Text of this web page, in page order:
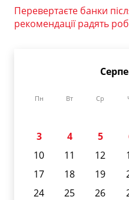
Перевертаєте банки
рекомендації радять
Пн Вт Ср
3
4 5
10
11 12
17
18 19
24
25 26